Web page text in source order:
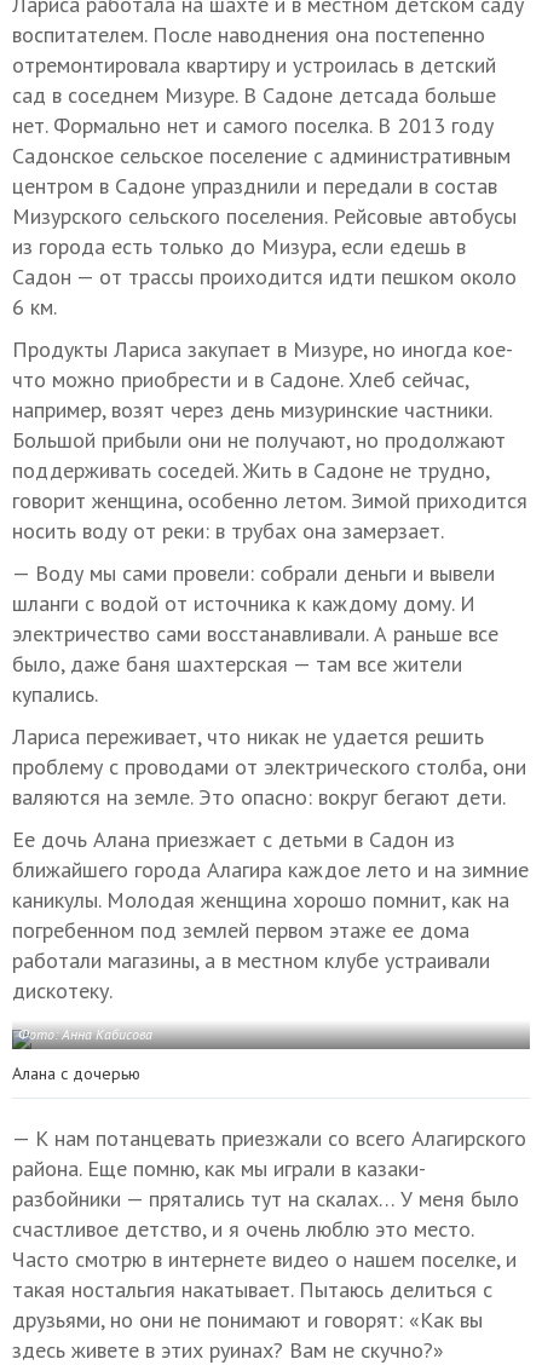
воспитателем. После наводнения она постепенно
отремонтировала квартиру и устроилась в детский
сад в соседнем Мизуре. В Садоне детсада больше
нет. Формально нет и самого поселка. В 2013 году
Садонское сельское поселение с административным
центром в Садоне упразднили и передали в состав
Мизурского сельского поселения. Рейсовые автобусы
из города есть только до Мизура, если едешь в
Садон — от трассы проиходится идти пешком около
6 км.
Продукты Лариса закупает в Мизуре, но иногда кое-
что можно приобрести и в Садоне. Хлеб сейчас,
например, возят через день мизуринские частники.
Большой прибыли они не получают, но продолжают
поддерживать соседей. Жить в Садоне не трудно,
говорит женщина, особенно летом. Зимой приходится
носить воду от реки: в трубах она замерзает.
— Воду мы сами провели: собрали деньги и вывели
шланги с водой от источника к каждому дому. И
электричество сами восстанавливали. А раньше все
было, даже баня шахтерская — там все жители
купались.
Лариса переживает, что никак не удается решить
проблему с проводами от электрического столба, они
валяются на земле. Это опасно: вокруг бегают дети.
Ее дочь Алана приезжает с детьми в Садон из
ближайшего города Алагира каждое лето и на зимние
каникулы. Молодая женщина хорошо помнит, как на
погребенном под землей первом этаже ее дома
работали магазины, а в местном клубе устраивали
дискотеку.
Фото: Анна Кабисова
Алана с дочерью
— К нам потанцевать приезжали со всего Алагирского
района. Еще помню, как мы играли в казаки-
разбойники — прятались тут на скалах… У меня было
счастливое детство, и я очень люблю это место.
Часто смотрю в интернете видео о нашем поселке, и
такая ностальгия накатывает. Пытаюсь делиться с
друзьями, но они не понимают и говорят: «Как вы
здесь живете в этих руинах? Вам не скучно?»